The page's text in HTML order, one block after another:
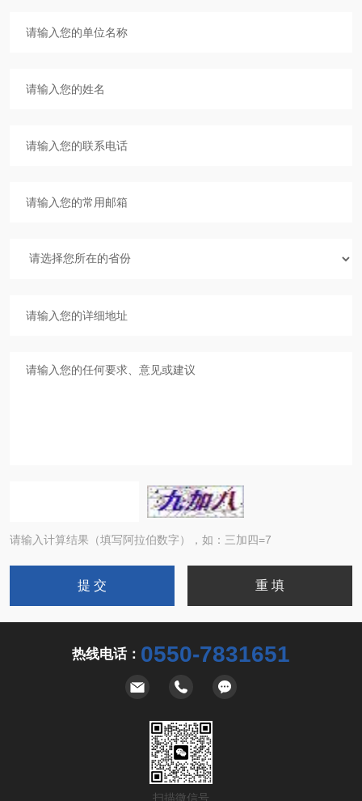
请输入计算结果（填写阿拉伯数字），如：三加四=7
热线电话： 0550-7831651
扫描微信号